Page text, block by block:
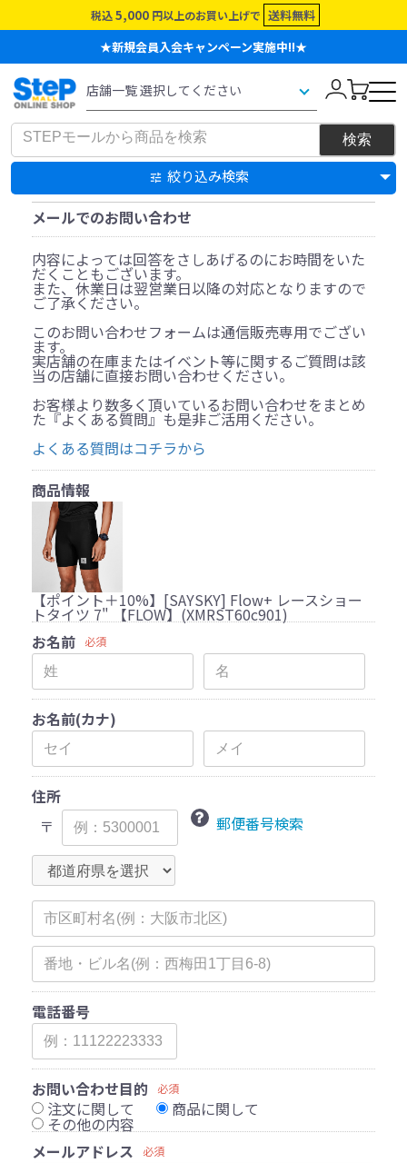
税込 5,000 円以上のお買い上げで 送料無料
★新規会員入会キャンペーン実施中!!★
絞り込み検索
メールでのお問い合わせ
内容によっては回答をさしあげるのにお時間をいた
だくこともございます。
また、休業日は翌営業日以降の対応となりますので
ご了承ください。
このお問い合わせフォームは通信販売専用でござい
ます。
実店舗の在庫またはイベント等に関するご質問は該
当の店舗に直接お問い合わせください。
お客様より数多く頂いているお問い合わせをまとめ
た『よくある質問』も是非ご活用ください。
よくある質問はコチラから
商品情報
【ポイント＋10%】[SAYSKY] Flow+ レースショー
トタイツ 7" 【FLOW】(XMRST60c901)
お名前
必須
お名前(カナ)
住所
〒
郵便番号検索
電話番号
お問い合わせ目的 必須
注文に関して 商品に関して
その他の内容
メールアドレス
必須